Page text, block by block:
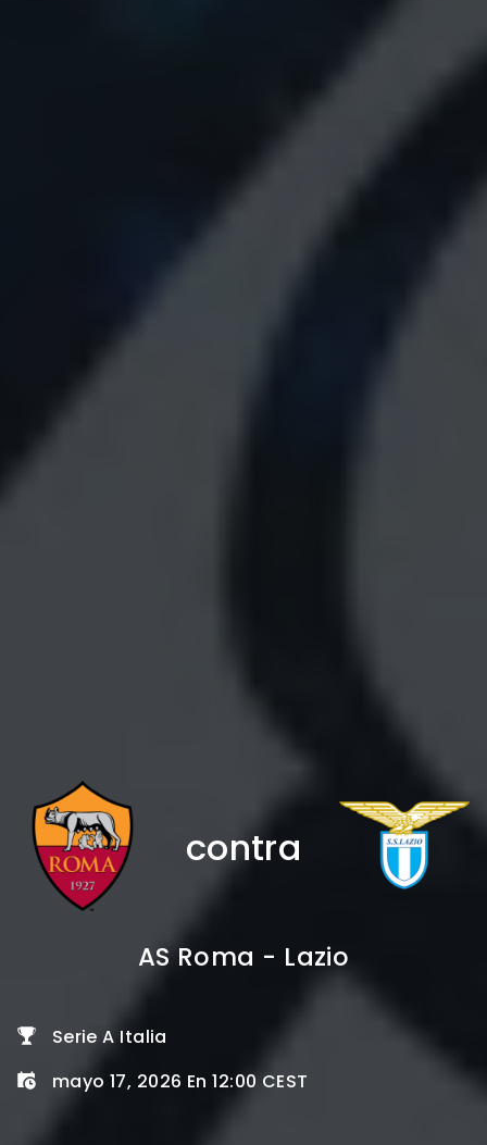
contra
AS Roma - Lazio
Serie A Italia
mayo 17, 2026 En 12:00 CEST